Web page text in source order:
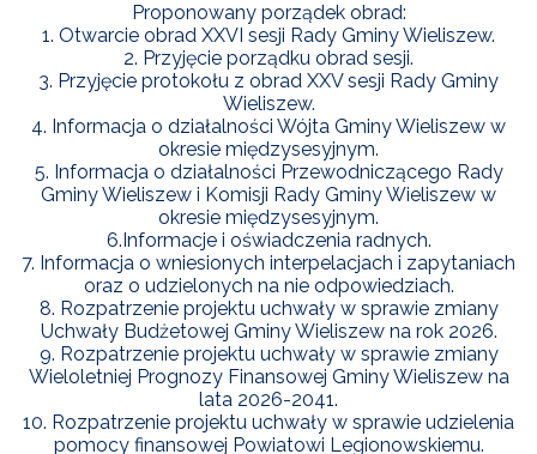
KOMUNALNE
ZAPŁAĆ
PODATEK
ZDROWIE
CZYSTE
POWIETRZE
REUSE4WILL
WIELISZEWSKIE
Proponowany porządek obrad:
1. Otwarcie obrad XXVI sesji Rady Gminy Wieliszew.
2. Przyjęcie porządku obrad sesji.
3. Przyjęcie protokołu z obrad XXV sesji Rady Gminy
Wieliszew.
4. Informacja o działalności Wójta Gminy Wieliszew w
okresie międzysesyjnym.
5. Informacja o działalności Przewodniczącego Rady
Gminy Wieliszew i Komisji Rady Gminy Wieliszew w
okresie międzysesyjnym.
6.Informacje i oświadczenia radnych.
7. Informacja o wniesionych interpelacjach i zapytaniach
oraz o udzielonych na nie odpowiedziach.
8. Rozpatrzenie projektu uchwały w sprawie zmiany
Uchwały Budżetowej Gminy Wieliszew na rok 2026.
9. Rozpatrzenie projektu uchwały w sprawie zmiany
Wieloletniej Prognozy Finansowej Gminy Wieliszew na
lata 2026-2041.
10. Rozpatrzenie projektu uchwały w sprawie udzielenia
pomocy finansowej Powiatowi Legionowskiemu.